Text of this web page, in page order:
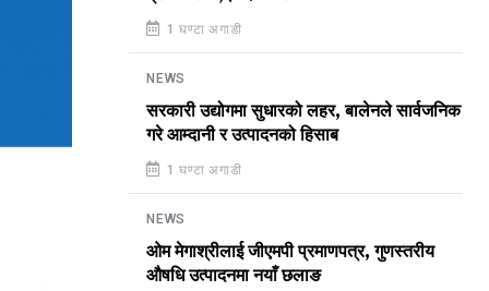
1 घण्टा अगाडी
NEWS
सरकारी उद्योगमा सुधारको लहर, बालेनले सार्वजनिक
गरे आम्दानी र उत्पादनको हिसाब
1 घण्टा अगाडी
NEWS
ओम मेगाश्रीलाई जीएमपी प्रमाणपत्र, गुणस्तरीय
औषधि उत्पादनमा नयाँ छलाङ